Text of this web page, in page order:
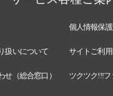
個人情報保
扱いについて サイトご利
せ（総合窓口） ツクツク!!!